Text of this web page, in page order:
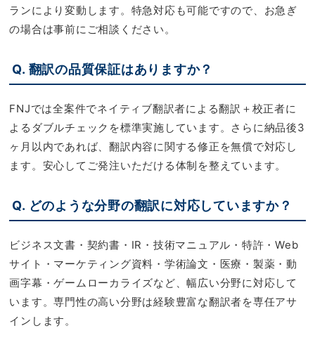
ランにより変動します。特急対応も可能ですので、お急ぎ
の場合は事前にご相談ください。
Q. 翻訳の品質保証はありますか？
FNJでは全案件でネイティブ翻訳者による翻訳＋校正者に
よるダブルチェックを標準実施しています。さらに納品後3
ヶ月以内であれば、翻訳内容に関する修正を無償で対応し
ます。安心してご発注いただける体制を整えています。
Q. どのような分野の翻訳に対応していますか？
ビジネス文書・契約書・IR・技術マニュアル・特許・Web
サイト・マーケティング資料・学術論文・医療・製薬・動
画字幕・ゲームローカライズなど、幅広い分野に対応して
います。専門性の高い分野は経験豊富な翻訳者を専任アサ
インします。